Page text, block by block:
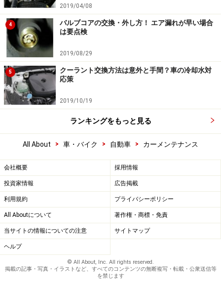
2019/04/08
4
バルブコアの交換・外し方！ エア漏れが早い場合
は要点検
2019/08/29
5
クーラント交換方法は意外と手間？車の冷却水対
応策
2019/10/19
ランキングをもっと見る
All About > 車・バイク > 自動車 > カーメンテナンス
会社概要 採用情報
投資家情報 広告掲載
利用規約 プライバシーポリシー
All Aboutについて 著作権・商標・免責
当サイトの情報についての注意 サイトマップ
ヘルプ
© All About, Inc. All rights reserved.
掲載の記事・写真・イラストなど、すべてのコンテンツの無断複写・転載・公衆送信等
を禁じます